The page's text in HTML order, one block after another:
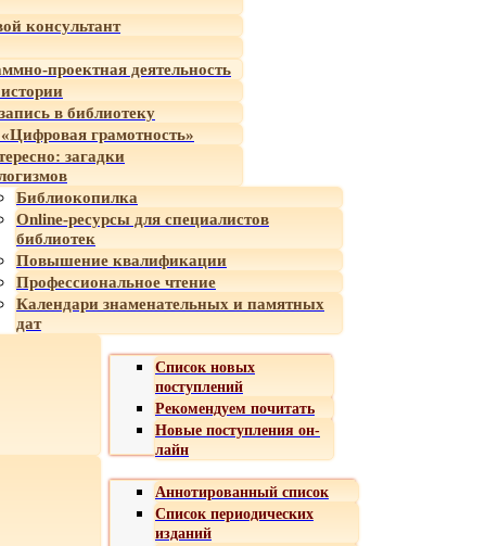
консультант
проектная деятельность
в библиотеку
грамотность»
загадки
Библиокопилка
Online-ресурсы для специалистов
библиотек
Повышение квалификации
Профессиональное чтение
Календари знаменательных и памятных
дат
Список новых
поступлений
Рекомендуем почитать
Новые поступления он-
лайн
Аннотированный список
Список периодических
изданий